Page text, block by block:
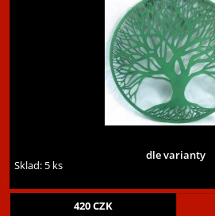
dle varianty
Sklad: 5 ks
420CZK